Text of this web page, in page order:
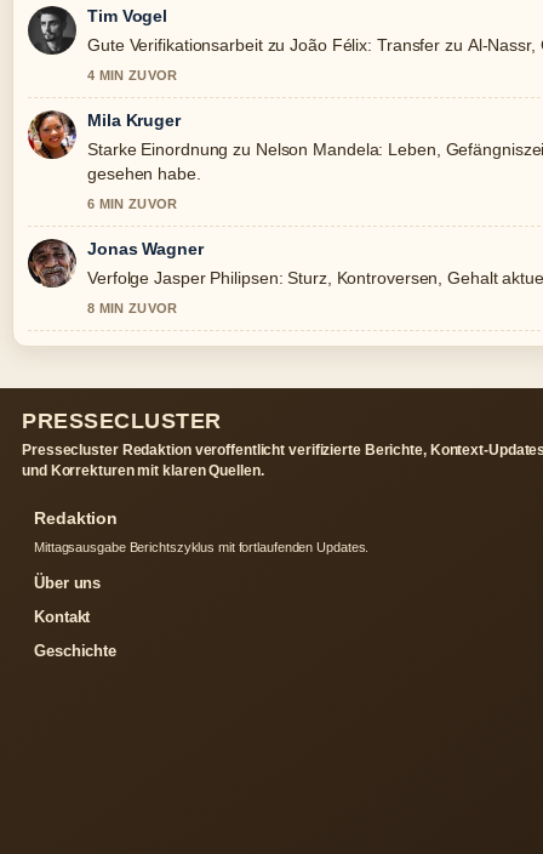
Tim Vogel
Gute Verifikationsarbeit zu João Félix: Transfer zu Al-
4 MIN ZUVOR
Mila Kruger
Starke Einordnung zu Nelson Mandela: Leben,
gesehen habe.
6 MIN ZUVOR
Jonas Wagner
Verfolge Jasper Philipsen: Sturz, Kontroversen, Gehalt
8 MIN ZUVOR
PRESSECLUSTER
Pressecluster Redaktion veroffentlicht verifizierte Berichte, Kontext-
und Korrekturen mit klaren Quellen.
Redaktion
Mittagsausgabe Berichtszyklus mit fortlaufenden Updates.
Über uns
Kontakt
Geschichte